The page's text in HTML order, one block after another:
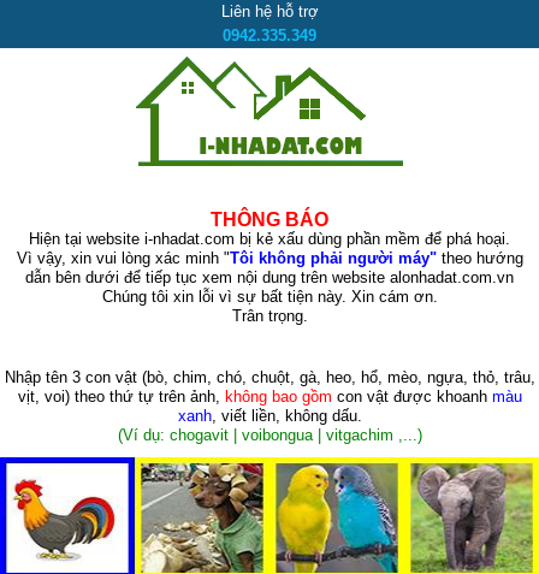
Liên hệ hỗ trợ
0942.335.349
THÔNG BÁO
Hiện tại website i-nhadat.com bị kẻ xấu dùng phần mềm để phá hoại.
Vì vậy, xin vui lòng xác minh "Tôi không phải người máy"theo hướng
dẫn bên dưới để tiếp tục xem nội dung trên website alonhadat.com.vn
Chúng tôi xin lỗi vì sự bất tiện này. Xin cám ơn.
Trân trọng.
Nhập tên 3 con vật (bò, chim, chó, chuột, gà, heo, hổ, mèo, ngựa, thỏ, trâu,
vịt, voi)theo thứ tự trên ảnh, không bao gồm con vật được khoanh màu
xanh, viết liền, không dấu.
(Ví dụ: chogavit | voibongua | vitgachim ,...)